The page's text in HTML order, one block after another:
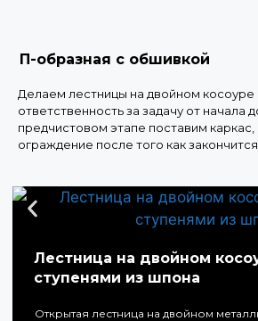
П-образная с обшивкой
Делаем лестницы на двойном
ответственность за задачу от начала
предчистовом этапе поставим каркас,
ограждение после того как
Лестница на двойном
ступенями из шпона
Открытая лестница на двойном